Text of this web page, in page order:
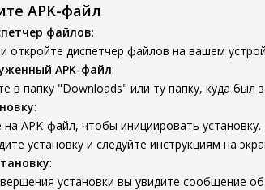
APK-файл
файлов:
откройте диспетчер файлов на вашем
APK-файл:
в папку "Downloads" или ту папку, куда был
:
APK-файл, чтобы инициировать установку.
установку и следуйте инструкциям на
:
установки вы увидите сообщение